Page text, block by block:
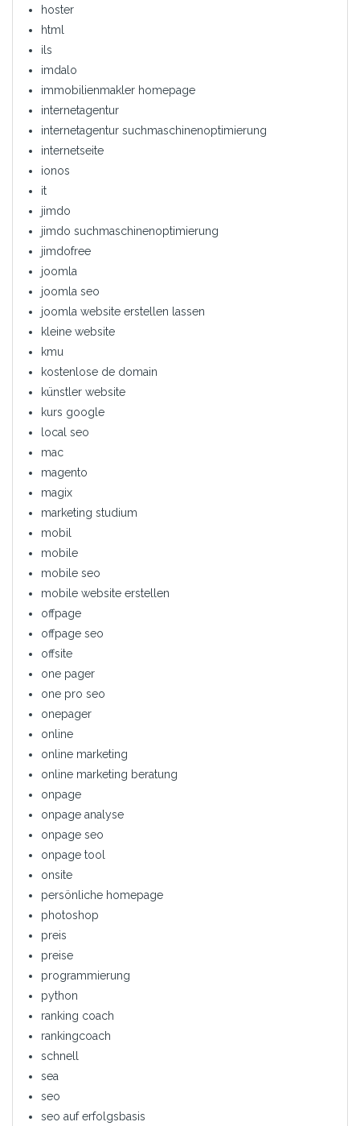
hoster
html
ils
imdalo
immobilienmakler homepage
internetagentur
internetagentur suchmaschinenoptimierung
internetseite
ionos
it
jimdo
jimdo suchmaschinenoptimierung
jimdofree
joomla
joomla seo
joomla website erstellen lassen
kleine website
kmu
kostenlose de domain
künstler website
kurs google
local seo
mac
magento
magix
marketing studium
mobil
mobile
mobile seo
mobile website erstellen
offpage
offpage seo
offsite
one pager
one pro seo
onepager
online
online marketing
online marketing beratung
onpage
onpage analyse
onpage seo
onpage tool
onsite
persönliche homepage
photoshop
preis
preise
programmierung
python
ranking coach
rankingcoach
schnell
sea
seo
seo auf erfolgsbasis